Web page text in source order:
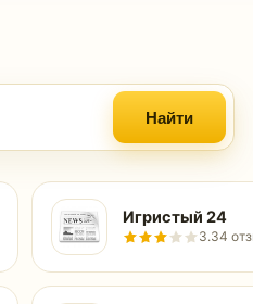
Найти
Игристый 24
3.34